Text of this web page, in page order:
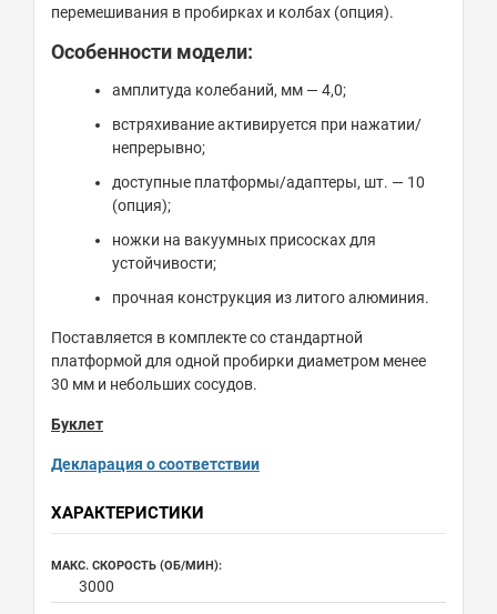
перемешивания в пробирках и колбах (опция).
Особенности модели:
амплитуда колебаний, мм — 4,0;
встряхивание активируется при нажатии/
непрерывно;
доступные платформы/адаптеры, шт. — 10
(опция);
ножки на вакуумных присосках для
устойчивости;
прочная конструкция из литого алюминия.
Поставляется в комплекте со стандартной
платформой для одной пробирки диаметром менее
30 мм и небольших сосудов.
Буклет
Декларация о соответствии
ХАРАКТЕРИСТИКИ
МАКС. СКОРОСТЬ (ОБ/МИН):
3000